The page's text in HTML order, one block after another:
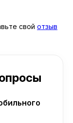
свой отзыв